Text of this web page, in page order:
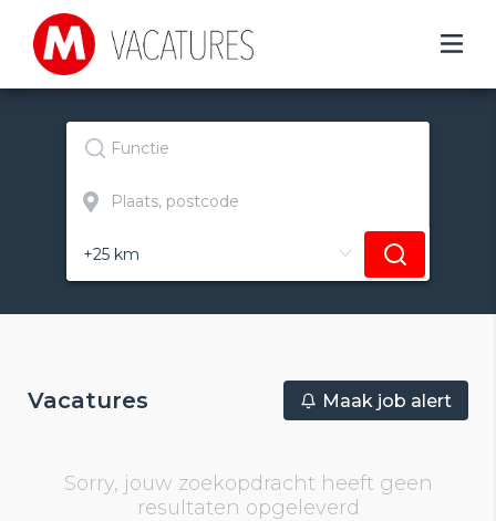
Vacatures Maak job alert
Sorry, jouw zoekopdracht heeft geen
resultaten opgeleverd